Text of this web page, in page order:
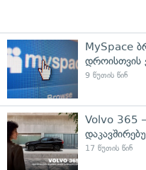
MySpace
დროისთვის
9 წუთის წინ
Volvo 365
17 წუთის წინ